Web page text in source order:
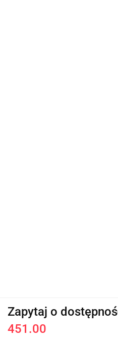
Zapytaj o
451.00